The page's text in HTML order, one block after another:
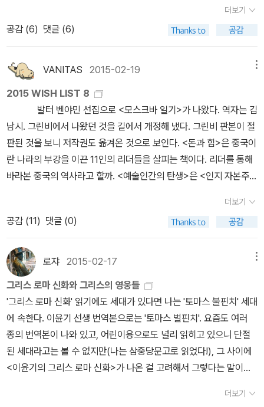
운명에 처하기도 했던 불완전한 존재이기도 합니다. 초월적인 능력을
가졌으면서도 죽음을 맞이할 수밖에 없는 운명에 처해 있고, 불멸의
대상이 될 수 있었을까요? (저자가 말하는) 제가 찾아낸 정답 중 하나
는 영웅과 관련된 의식 자체가 조상 숭배의식에서 비롯되었다는 것입
니다. '하지만 좀 더 기본적으로 보면 특별한 영웅을 추종하는 현상 속
에서 영웅들을 숭배하는 일은 죽은 자를 추종하는 현상과 관련된 것
으로, 다시 말해 조상 숭배라고 볼 수 있다'(763).이것은 마치 어릴
때 태산처럼 크고 바위처럼 든든하며, 모르는 것이 없고 못하는 것이
없었던 아버지였지만, 어느 순간 '아버지도 어쩔 수 없는 사람이었구
불완전함이 오히려 동질감과 친밀감을 불러이르키면서 신보다 조금
더 가깝게 다가오는 것일 수도 있겠습니다. 그래서 신은 아니지만 신
보다 더 매력적인 존재가 될 수도 있는 것이지요. 다시 말하지만, 이
책은 하버드대 교수의 강의록을 모은 것입니다. 그만큼 학술적이고
그래서 읽기 까다롭고 지루한 일면도 있습니다. 그러나 그만큼 학술
적 가치가 있고 소장 가치가 있는 노트이기도 합니다. 소설적 재미보
다 진지한 배움을 선호하는 독자들에게 추천합니다.
을 깨닫게 된다. 그는 이제 올림푸스 산의 '신들'의 일원으로 받아들여
졌다.> (88쪽) 이러한 생각은 저자가 18강의 마지막을 이렇게 장식
하는 것으로 이어진다. <소포클레스에게 콜로누스의 사랑스러운 대
지의 여신의 품에 안겨 그 안에 빠지게 된다는 개념은 진정한 '귀향'을
이루는 죽음이다. 이 귀향은 죽음 뒤에 나타나는 빛과 생명으로의 진
정한 회귀다.> (817쪽) 그래서 저자는 이 책의 대미를 다음 말로 장
식한다.<고대 그리스 영웅들에 대해서도 이와 같이 말할 수 있지 않
을까?영웅이라는 개념이 살아있는 한, 영웅에 대한 말도 살아있는 말
로 남을 것이다. 그리고 말이 살아있다면 영웅도 그와 함께 영원히 살
아남는 것이다.> (1046쪽) 소크라테스가 왜 영웅인가? <고대 그
리스의 영웅들>에서 소크라테스는 헤라클레스나 오디세우스와 같은
영웅으로 일컬어진다. 왜일까? 960 -961쪽이다. 소크라테스는 자
신이 전 세계를 방랑하는 것을 그 노고와 같은 것으로 보았다. 다시 말
는 말은 헤라클레스 자신의 경험을 떠올리게 한다. 헤라클레스<헤라
클레스는 여기 저기 안가본 곳 없이 방랑을 하며 끝없는 육지와 바다
전부를 여행했는데, 모두 국왕 에우리스테우스가 자신에게 내린 과업
때문이었다. 헤라클레스는 수많은 무모한 모험을 감행했으며, 그만큼
수많은 고초를 겪었다.> 오디세우스< ...그는 수많은 사람들의 수많
은 도시를 보았고, 그들이 생각하는 것을 알게 되었지요. 그는 바다를
건너며 스스로의 목숨을 구하고, 동료들과 자신의 무사귀환을 위해
애쓰면서 마음 속으로 수많은 고통을 겪었습니다.> 이런 진술은 솔
오디세우스조차 끝나지 않는 영적 여정속에서 전 세계를 '방랑'하는
수 있다는 것에서 두근거리는 마음을 안고서 책장을 넘기게 된다. 우
리가 익히 알고 있는 현대의 영웅의 이미지와 고대의 영웅의 모습은
다르다고 시작하는 이야기는 과연 그 당시의 영웅은 무엇이었으며 이
신화 속에서 우리는 무엇을 어떻게 접근해야 하는가, 에 대한 접근을
다음과 같이 설명하고 있다. 그러나 이 서사시에서 아킬레우스의 아
버지는 필멸할 수밖에 없는 인간임이 분명히 드러나며, 따라서 이 영
웅 주의 영웅도 아버지와 마찬가지로 죽음을 맞이할 수 밖에 없는 운
명에 처한다. 이는 다른 모든 고대 그리스 영웅들에게도 똑같이 주어
진 운명이었다. 또한 그 영웅들이 어떤 식으로든 신들의 후손이라 할
지라도, 수명이 아무리 길다 해도 영웅들은 결국 죽음을 피할 수 없는
필멸의 존재들이다. –본문 고대 그리스에서 말하는 영웅은 오래 전 살
신과 같이 불멸의 존재로 살아갈 수 없는, 그러니까 유한한 삶을 안고
알고 있다는 점에서 짐승과 구별되며 신과 같이 영원을 살 수 없음에
신들과도 다르다는 것을 전하며 결국 죽음이라는 것은 인간만이 경험
하게 되는 오롯한 것이라 말하고 있다. 화병에 그려진 그림을 보노라
면 무덤이 그려진 그림이 우리가 일반적으로 알고 있는 무덤의 모습
과는 달리 하얀 봉분 속에는 사자가 지키고 있으며 그 봉분의 주인공
의 이름은 봉분 주변에 그려져 있다. 뿐만 아니라 그 위에는 달려가고
있는 전사의 모습이 보이는데 이것은 특별히 추종을 받는 영혼을 가
리키고 있는 것이라고 한다. 그러니까 전사는 죽은 후에도 자신의 무
덤 위를 떠돌고 있는 것을 의미하는 것이다. 그리스 로마 속의 영웅들
학회 홍보자료. 세계사를 점성술로 해석 2. 인문사회좋은책이지만 읽
을 때를 놓쳐 아쉽다. 비평이란게 이렇게 심오해질수도 있구나. 좋다
는데 왜 좋은지 잘 모르겠다. 미국의 시선으로 본 지정학, 그리고 지리
학이 중요하다는 주장3. 자연과학 역시 쌈구경이 최고, 논쟁으로 배
우는 진화론 진화생물학 교과서 진리는 쉽다. 실천이 어려울 뿐이지
3월부터는 뭔가 변화된 모습을.....
더보기
공감 (6) 댓글 (6)
VANITAS 2015-02-19
2015 WISH LIST 8
발터 벤야민 선집으로 <모스크바 일기>가 나왔다. 역자는 김
남시. 그린비에서 나왔던 것을 길에서 개정해 냈다. 그린비 판본이 절
판된 것을 보니 저작권도 옮겨온 것으로 보인다. <돈과 힘>은 중국이
란 나라의 부강을 이끈 11인의 리더들을 살피는 책이다. 리더를 통해
바라본 중국의 역사라고 할까. <예술인간의 탄생>은 <인지 자본주의
으로 인지혁명의 계보학적 가능성을 더듬어 나가면서, 역량의 지도,
활력의 지도, 주체성의 지도를 그리는 책이다. <도시의 공원
>은 사진작가 오베르토 질리는 2011년 12월 브루클린의 프로스펙
트 공원을 시작으로 2012년 10월 더블린의 아이비 정원까지 세 대륙
열두 나라를 여행하며 112장의 공원 사진을 찍었고 이를 바탕으로 도
시 공원의 효용성과 필요를 소개하는 책이다. 삭막한 도시보다는 푸
른 도시가 좋긴 하지. <저 뚱뚱하 남자를 죽이겠습니까?>는 트롤리
사유 실험으로 딜레마에 가득 찬 도덕철학에 관한 질문을 던진다. <
철학>은 문학동네의 임프린트인 교유서가에서 야심차게 내는 시리즈
다. 옥스포드대학출판부에서 나오는 시리즈를 번역했다. 얼
마 전 앵거스 찰스 그레이엄이 쓴 <장자>가 이학사에서 번역되기도
했는데 동녘에서는 <장자강의>가 나왔다. 장자가 이슈될만한 뭔가가
더보기
공감 (11) 댓글 (0)
로쟈 2015-02-17
그리스 로마 신화와 그리스의 영웅들
'그리스 로마 신화' 읽기에도 세대가 있다면 나는 '토마스 불핀치' 세대
에 속한다. 이윤기 선생 번역본으로는 '토마스 벌핀치'. 요즘도 여러
종의 번역본이 나와 있고, 어린이용으로도 널리 읽히고 있으니 단절
된 세대라고는 볼 수 없지만(나는 삼중당문고로 읽었다!), 그 사이에
<이윤기의 그리스 로마 신화>가 나온 걸 고려해서 그렇다는 말이다.
온 구스타프 슈바브판을 추가해볼 수 있겠다. 저자는 19세기 시인이
더보기